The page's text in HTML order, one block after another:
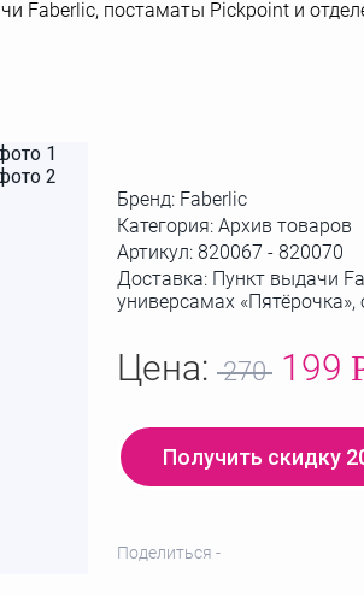
Faberlic, постаматы Рickpoint и
Бренд: Faberlic
Категория: Архив товаров
Артикул: 820067 - 820070
Доставка: Пункт выдачи
универсамах
Цена: 270 199
Получить скидку
Поделиться -